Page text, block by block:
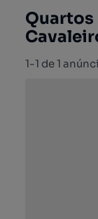
Quartos
1-1 de 1